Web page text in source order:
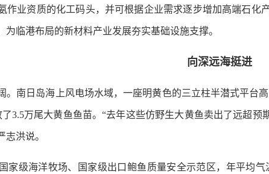
作业资质的化工码头，并可根据企业需求逐步增加高端石化
为临港布局的新材料产业发展夯实基础设施支撑。
向深远海挺进
南日岛海上风电场水域，一座明黄色的三立柱半潜式平台
3.5万尾大黄鱼鱼苗。“去年这些仿野生大黄鱼卖出了远超
志洪说。
级海洋牧场、国家级出口鲍鱼质量安全示范区，年平均气